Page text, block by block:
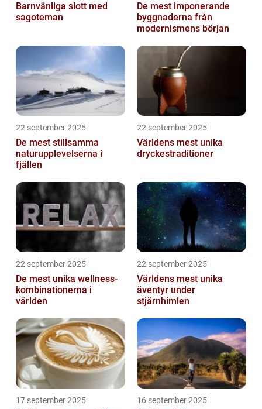
Barnvänliga slott med
sagoteman
De mest imponerande
byggnaderna från
modernismens början
22 september 2025
De mest stillsamma
naturupplevelserna i
fjällen
22 september 2025
Världens mest unika
dryckestraditioner
22 september 2025
De mest unika wellness-
kombinationerna i
världen
22 september 2025
Världens mest unika
äventyr under
stjärnhimlen
17 september 2025 16 september 2025